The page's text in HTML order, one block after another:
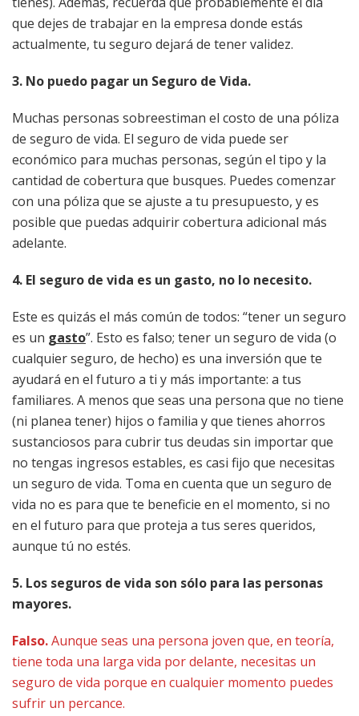
que dejes de trabajar en la empresa donde estás
actualmente, tu seguro dejará de tener validez.
3. No puedo pagar un Seguro de Vida.
Muchas personas sobreestiman el costo de una póliza
de seguro de vida. El seguro de vida puede ser
económico para muchas personas, según el tipo y la
cantidad de cobertura que busques. Puedes comenzar
con una póliza que se ajuste a tu presupuesto, y es
posible que puedas adquirir cobertura adicional más
adelante.
4. El seguro de vida es un gasto, no lo necesito.
Este es quizás el más común de todos: “tener un seguro
es un gasto”. Esto es falso; tener un seguro de vida (o
cualquier seguro, de hecho) es una inversión que te
ayudará en el futuro a ti y más importante: a tus
familiares. A menos que seas una persona que no tiene
(ni planea tener) hijos o familia y que tienes ahorros
sustanciosos para cubrir tus deudas sin importar que
no tengas ingresos estables, es casi fijo que necesitas
un seguro de vida. Toma en cuenta que un seguro de
vida no es para que te beneficie en el momento, si no
en el futuro para que proteja a tus seres queridos,
aunque tú no estés.
5. Los seguros de vida son sólo para las personas
mayores.
Falso.Aunque seas una persona joven que, en teoría,
tiene toda una larga vida por delante, necesitas un
seguro de vida porque en cualquier momento puedes
sufrir un percance.